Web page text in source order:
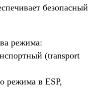
безопасный
режима:
(transport
режима в ESP,